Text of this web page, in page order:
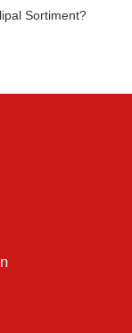
Sortiment?